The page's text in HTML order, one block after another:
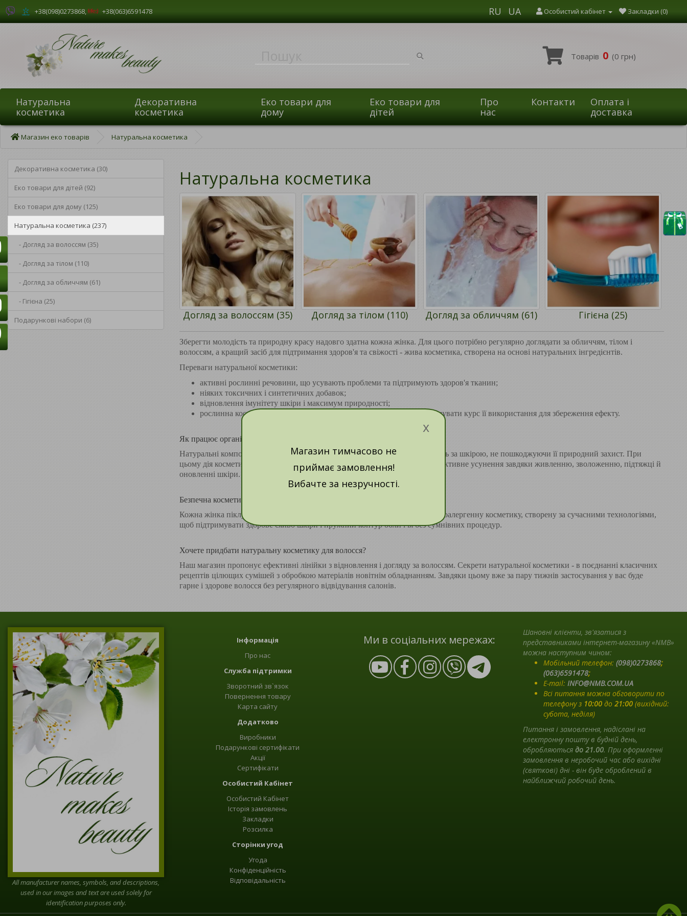
+38(098)0273868, +38(063)6591478 RU UA Особистий кабінет Закладки (0)
Товарів 0 (0 грн)
Натуральна
косметика
Декоративна
косметика
Еко товари для
дому
Еко товари для
дітей
Про
нас
Контакти
Оплата і
доставка
Магазин еко товарів Натуральна косметика
Декоративна косметика (30)
Еко товари для дітей (92)
Еко товари для дому (125)
Натуральна косметика (237)
- Догляд за волоссям (35)
- Догляд за тілом (110)
- Догляд за обличчям (61)
- Гігієна (25)
Подарункові набори (6)
Натуральна косметика
Догляд за волоссям (35) Догляд за тілом (110) Догляд за обличчям (61) Гігієна (25)
Зберегти молодість та природну красу надовго здатна кожна жінка. Для цього потрібно регулярно доглядати за обличчям, тілом і
волоссям, а кращий засіб для підтримання здоров'я та свіжості - жива косметика, створена на основі натуральних інгредієнтів.
Переваги натуральної косметики:
активні рослинні речовини, що усувають проблеми та підтримують здоров'я тканин;
ніяких токсичних і синтетичних добавок;
відновлення імунітету шкіри і максимум природності;
рослинна косметика не викликає залежності чи необхідність підтримувати курс її використання для збереження ефекту.
Як працює органічна косметика для тіла
Натуральні компоненти, зібрані в органічних лінійках, дбайливо доглядають за шкірою, не пошкоджуючи її природний захист. При
цьому дія косметичних засобів направлена на недоліки, що провокує їх ефективне усунення завдяки живленню, зволоженню, підтяжці й
оновленні шкіри. Як результат, тіло зберігає тонус і свіжість.
Безпечна косметика для догляду за обличчям
Кожна жінка піклується про збереження своєї привабливості. Обирайте гіпоалергенну косметику, створену за сучасними технологіями,
щоб підтримувати здорове сяйво шкіри і пружний контур обличчя без сумнівних процедур.
Хочете придбати натуральну косметику для волосся?
Наш магазин пропонує ефективні лінійки з відновлення і догляду за волоссям. Секрети натуральної косметики - в поєднанні класичних
рецептів цілющих сумішей з обробкою матеріалів новітнім обладнанням. Завдяки цьому вже за пару тижнів застосування у вас буде
гарне і здорове волосся без регулярного відвідування салонів.
All manufacturer names, symbols, and descriptions,
used in our images and text are used solely for
identification purposes only.
Інформація
Про нас
Служба підтримки
Зворотний зв`язок
Повернення товару
Карта сайту
Додатково
Виробники
Подарункові сертифікати
Акції
Сертифікати
Особистий Кабінет
Особистий Кабінет
Історія замовлень
Закладки
Розсилка
Сторінки угод
Угода
Конфіденційність
Відповідальність
Ми в соціальних мережах:
Шановні клієнти, зв'язатися з
представниками інтернет-магазину «NMB»
можна наступним чином:
Мобільний телефон: (098)0273868;
(063)6591478;
E-mail: INFO@NMB.COM.UA
Всі питання можна обговорити по
телефону з 10:00 до 21:00 (вихідний:
субота, неділя)
Питання і замовлення, надіслані на
електронну пошту в будній день,
обробляються до 21.00. При оформленні
замовлення в неробочий час або вихідні
(святкові) дні - він буде оброблений в
найближчий робочий день.
x
Магазин тимчасово не
приймає замовлення!
Вибачте за незручності.